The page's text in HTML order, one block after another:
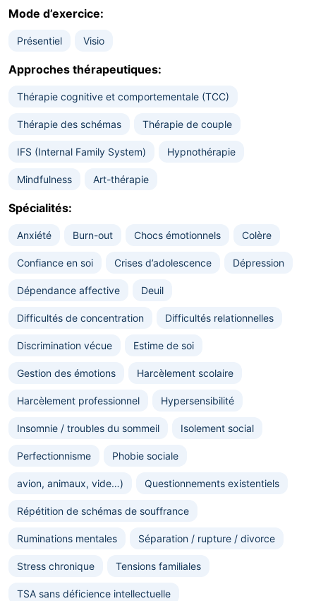
Mode d’exercice:
Présentiel Visio
Approches thérapeutiques:
Thérapie cognitive et comportementale (TCC)
Thérapie des schémas Thérapie de couple
IFS (Internal Family System) Hypnothérapie
Mindfulness Art-thérapie
Spécialités:
Anxiété Burn-out Chocs émotionnels Colère
Confiance en soi Crises d’adolescence Dépression
Dépendance affective Deuil
Difficultés de concentration Difficultés relationnelles
Discrimination vécue Estime de soi
Gestion des émotions Harcèlement scolaire
Harcèlement professionnel Hypersensibilité
Insomnie / troubles du sommeil Isolement social
Perfectionnisme Phobie sociale
avion, animaux, vide…) Questionnements existentiels
Répétition de schémas de souffrance
Ruminations mentales Séparation / rupture / divorce
Stress chronique Tensions familiales
TSA sans déficience intellectuelle